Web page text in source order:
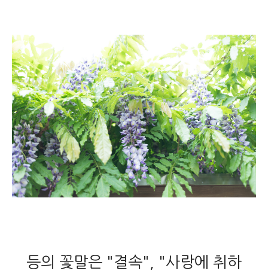
등의 꽃말은 "결속", "사랑에 취하